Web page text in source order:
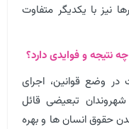
نیز با یکدیگر متفاوت
وضع قوانین، اجرای
تبعیضی قائل
حقوق انسان ها و بهره